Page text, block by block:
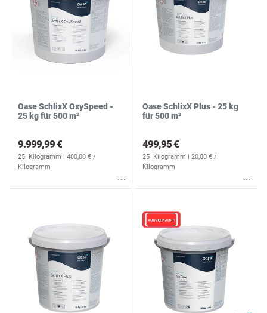
Oase SchlixX OxySpeed -
25 kg für 500 m²
9.999,99 €
25 Kilogramm | 400,00 € /
Kilogramm
Oase SchlixX Plus - 25 kg
für 500 m²
499,95 €
25 Kilogramm | 20,00 € /
Kilogramm